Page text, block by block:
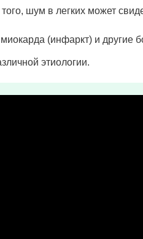
шум в легких может
миокарда (инфаркт) и другие
этиологии.